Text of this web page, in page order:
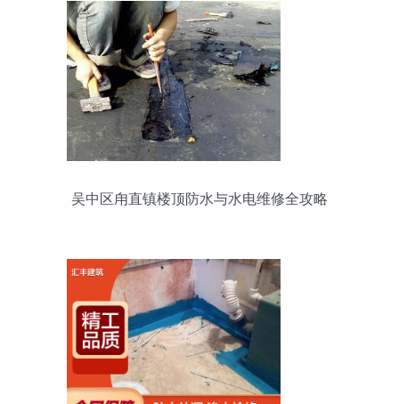
吴中区甪直镇楼顶防水与水电维修全攻略